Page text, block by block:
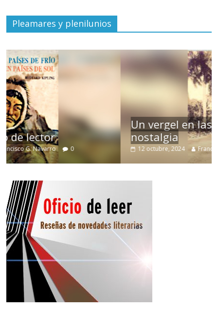
Pleamares y plenilunios
Un vergel en las nieblas de la
nostalgia
12 octubre, 2024 Francisco G. Navarro 0